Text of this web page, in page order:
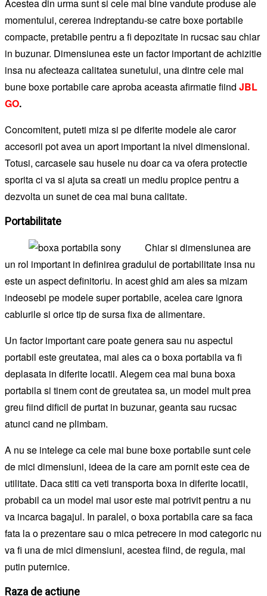
Acestea din urma sunt si cele mai bine vandute produse ale
momentului, cererea indreptandu-se catre boxe portabile
compacte, pretabile pentru a fi depozitate in rucsac sau chiar
in buzunar. Dimensiunea este un factor important de achizitie
insa nu afecteaza calitatea sunetului, una dintre cele mai
bune boxe portabile care aproba aceasta afirmatie fiind JBL
GO.
Concomitent, puteti miza si pe diferite modele ale caror
accesorii pot avea un aport important la nivel dimensional.
Totusi, carcasele sau husele nu doar ca va ofera protectie
sporita ci va si ajuta sa creati un mediu propice pentru a
dezvolta un sunet de cea mai buna calitate.
Portabilitate
Chiar si dimensiunea are
un rol important in definirea gradului de portabilitate insa nu
este un aspect definitoriu. In acest ghid am ales sa mizam
indeosebi pe modele super portabile, acelea care ignora
cablurile si orice tip de sursa fixa de alimentare.
Un factor important care poate genera sau nu aspectul
portabil este greutatea, mai ales ca o boxa portabila va fi
deplasata in diferite locatii. Alegem cea mai buna boxa
portabila si tinem cont de greutatea sa, un model mult prea
greu fiind dificil de purtat in buzunar, geanta sau rucsac
atunci cand ne plimbam.
A nu se intelege ca cele mai bune boxe portabile sunt cele
de mici dimensiuni, ideea de la care am pornit este cea de
utilitate. Daca stiti ca veti transporta boxa in diferite locatii,
probabil ca un model mai usor este mai potrivit pentru a nu
va incarca bagajul. In paralel, o boxa portabila care sa faca
fata la o prezentare sau o mica petrecere in mod categoric nu
va fi una de mici dimensiuni, acestea fiind, de regula, mai
putin puternice.
Raza de actiune